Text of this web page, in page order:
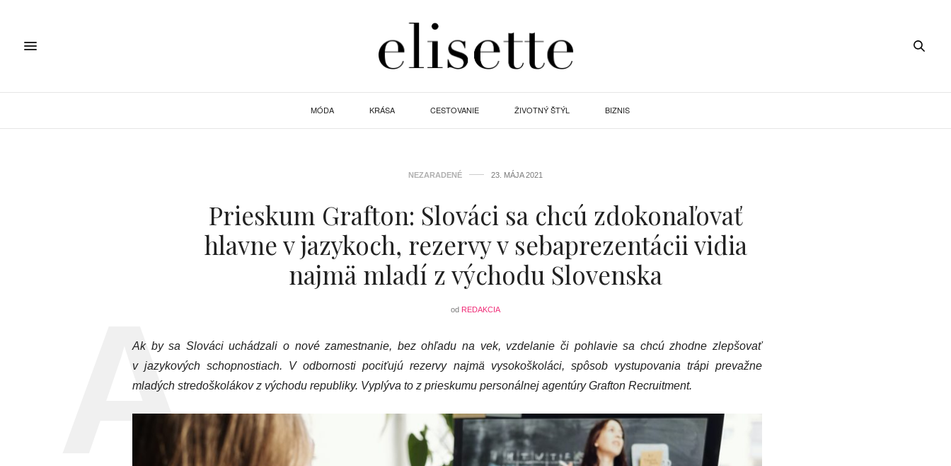
MÓDA KRÁSA CESTOVANIE ŽIVOTNÝ ŠTÝL BIZNIS
NEZARADENÉ 23. MÁJA 2021
Prieskum Grafton: Slováci sa chcú zdokonaľovať
hlavne v jazykoch, rezervy v sebaprezentácii vidia
najmä mladí z východu Slovenska
od REDAKCIA
Ak by sa Slováci uchádzali o nové zamestnanie, bez ohľadu na vek, vzdelanie či pohlavie sa chcú zhodne zlepšovať
v jazykových schopnostiach. V odbornosti pociťujú rezervy najmä vysokoškoláci, spôsob vystupovania trápi prevažne
mladých stredoškolákov z východu republiky. Vyplýva to z prieskumu personálnej agentúry Grafton Recruitment.